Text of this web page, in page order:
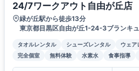
24/7ワークアウト自由が丘店
緑が丘駅から徒歩13分
東京都目黒区自由が丘1-24-3ブランキ
タオルレンタル シューズレンタル ウェア
完全個室
無料体験 水素水 食事指導